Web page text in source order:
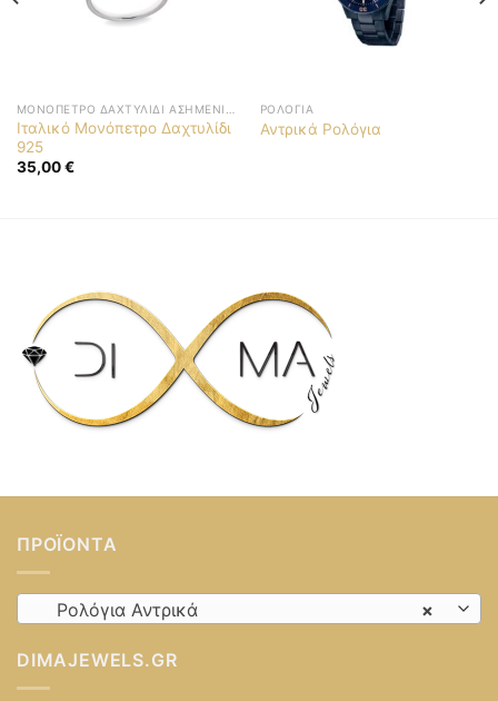
Ιταλικό Μονόπετρο Δαχτυλίδι
925
35,00€
ΡΟΛΌΓΙΑ
Αντρικά Ρολόγια
ΠΡΟΪΌΝΤΑ
×
Ρολόγια Αντρικά
DIMAJEWELS.GR